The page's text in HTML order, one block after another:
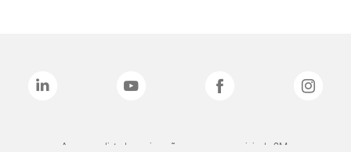
As marcas listadas a cima são marcas comerciais da 3M.